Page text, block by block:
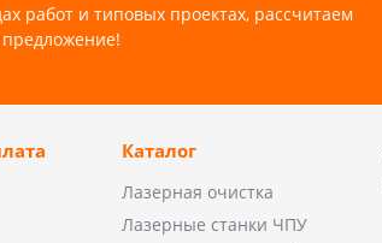
работ и типовых проектах, рассчитаем
Каталог
Лазерная очистка
Лазерные станки ЧПУ